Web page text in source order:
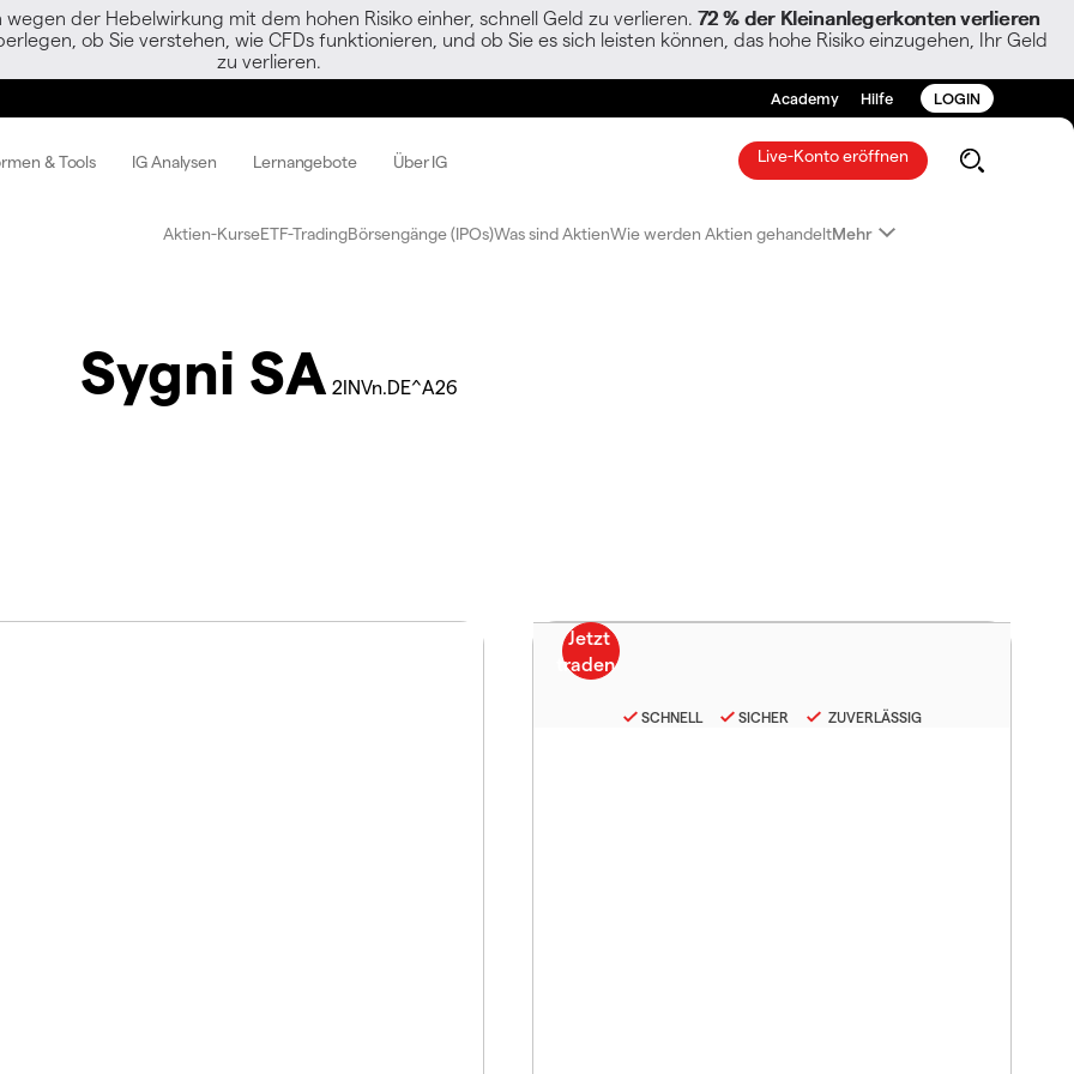
der Hebelwirkung mit dem hohen Risiko einher, schnell Geld zu verlieren. 72 % der Kleinanlegerkonten verlieren
ob Sie verstehen, wie CFDs funktionieren, und ob Sie es sich leisten können, das hohe Risiko einzugehen, Ihr Geld
zu verlieren.
Academy Hilfe LOGIN
& Tools IG Analysen Lernangebote Über IG Live-Konto eröffnen
Aktien-KurseETF-TradingBörsengänge (IPOs)Was sind AktienWie werden Aktien gehandeltMehr
Sygni SA 2INVn.DE^A26
SCHNELL SICHER ZUVERLÄSSIG